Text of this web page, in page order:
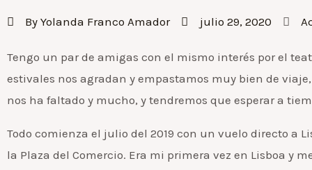
By Yolanda Franco Amador julio 29, 2020
Tengo un par de amigas con el mismo interés por el
estivales nos agradan y empastamos muy bien de
nos ha faltado y mucho, y tendremos que esperar a
Todo comienza el julio del 2019 con un vuelo directo a
la Plaza del Comercio. Era mi primera vez en Lisboa y